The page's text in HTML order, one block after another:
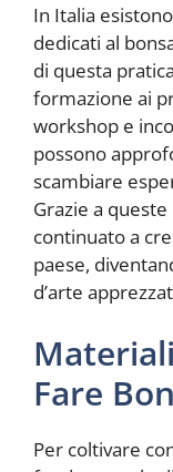
In Italia
dedicati al
di questa
formazione ai
workshop e
possono
scambiare
Grazie a
continuato a
paese,
d’arte
Fare
Per coltivare